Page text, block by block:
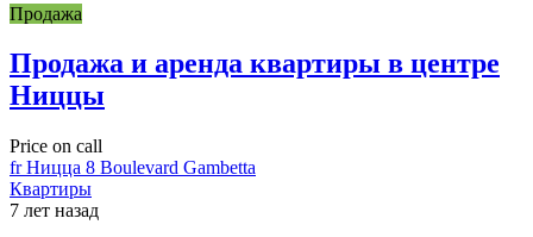
Продажа
Продажа и аренда квартиры в центре
Ниццы
Price on call
fr Ницца 8 Boulevard Gambetta
Квартиры
7 лет назад